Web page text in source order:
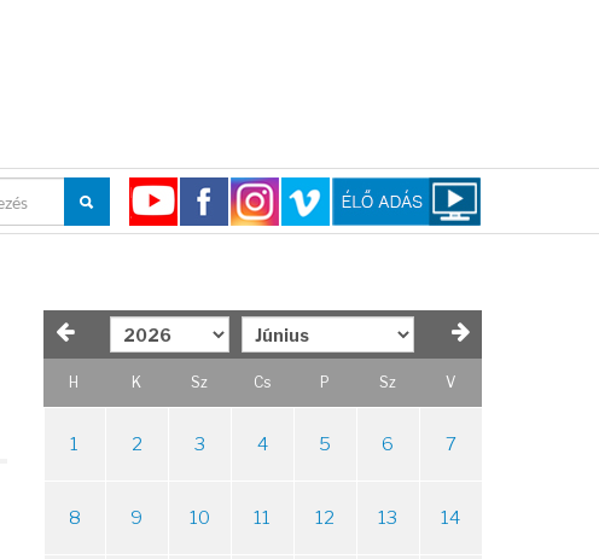
H K Sz Cs P Sz V
1 2 3 4 5 6 7
8 9 10 11 12 13 14